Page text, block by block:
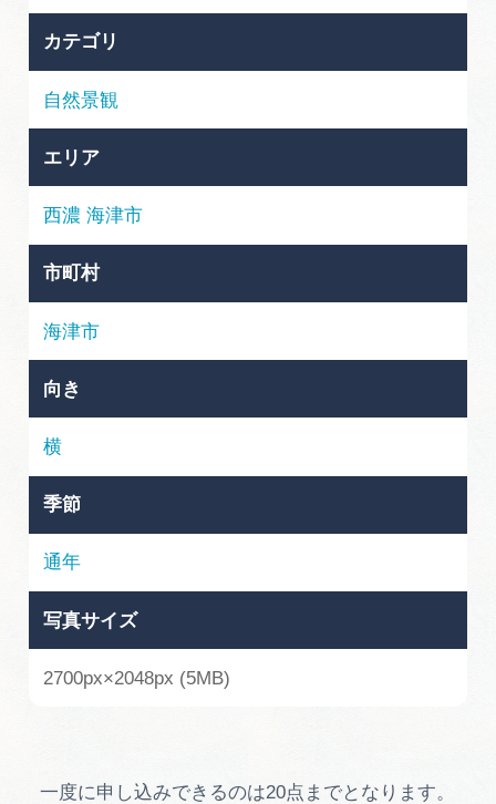
早わかり岐阜
買い物・お土産
体験予約サイト「ＶＩＳＩＴ岐阜県」
岐阜県アウトドア観光キャンペーン
岐阜県まるごと観光エリアガイド
岐阜県観光データベース
動画ライブラリー
お問い合わせ
広告掲載
カテゴリ
自然景観
エリア
西濃 海津市
市町村
海津市
向き
横
季節
通年
写真サイズ
2700px×2048px (5MB)
一度に申し込みできるのは20点までとなります。